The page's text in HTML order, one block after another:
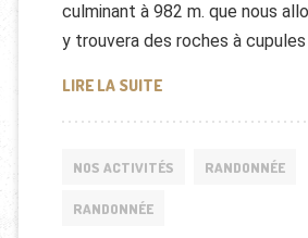
culminant à 982 m. que nous
y trouvera des roches à
LIRE LA SUITERANDONNÉE
NOS ACTIVITÉS RANDONNÉE
RANDONNÉE